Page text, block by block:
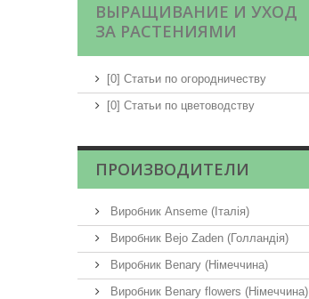
ВЫРАЩИВАНИЕ И УХОД
ЗА РАСТЕНИЯМИ
[0] Статьи по огородничеству
[0] Статьи по цветоводству
ПРОИЗВОДИТЕЛИ
Виробник Anseme (Італія)
Виробник Bejo Zaden (Голландія)
Виробник Benary (Німеччина)
Виробник Benary flowers (Німеччина)